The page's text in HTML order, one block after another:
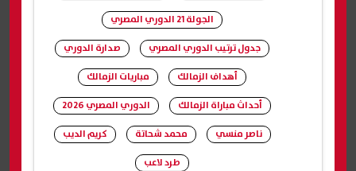
الجولة 21 الدوري المصري
جدول ترتيب الدوري المصري
صدارة الدوري
أهداف الزمالك
مباريات الزمالك
أحداث مباراة الزمالك
الدوري المصري 2026
ناصر منسي
محمد شحاتة
كريم الديب
طرد لاعب